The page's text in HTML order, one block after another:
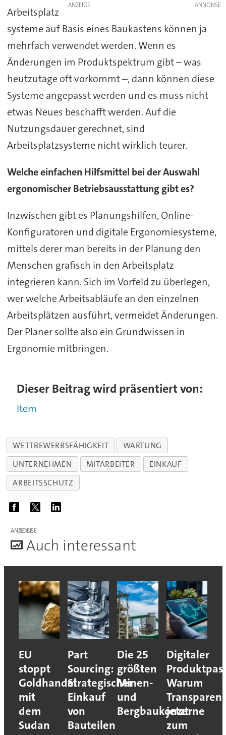
ANZEIGE
Arbeitsplatz
systeme auf Basis eines Baukastens können ja
mehrfach verwendet werden. Wenn es
Änderungen im Produktspektrum gibt – was
heutzutage oft vorkommt –, dann können diese
Systeme angepasst werden und es muss nicht
etwas Neues beschafft werden. Auf die
Nutzungsdauer gerechnet, sind
Arbeitsplatzsysteme nicht wirklich teurer.
Welche einfachen Hilfsmittel bei der Auswahl
ergonomischer Betriebsausstattung gibt es?
Inzwischen gibt es Planungshilfen, Online-
Konfiguratoren und digitale Ergonomiesysteme,
mittels derer man bereits in der Planung den
Menschen grafisch in den Arbeitsplatz
integrieren kann. Sich im Vorfeld zu überlegen,
wer welche Arbeitsabläufe an den einzelnen
Arbeitsplätzen ausführt, vermeidet Änderungen.
Der Planer sollte also ein Grundwissen in
Ergonomie mitbringen.
Dieser Beitrag wird präsentiert von:
Item
WETTBEWERBSFÄHIGKEIT
WARTUNG
UNTERNEHMEN
MITARBEITER
EINKAUF
ARBEITSSCHUTZ
ANZEIGE
Auch interessant
EU
stoppt
Goldhandel
mit
dem
Sudan
Part
Sourcing:
Strategischer
Einkauf
von
Bauteilen
Die 25
größten
Minen-
und
Bergbaukonzerne
Digitaler
Warum
jetzt
zum